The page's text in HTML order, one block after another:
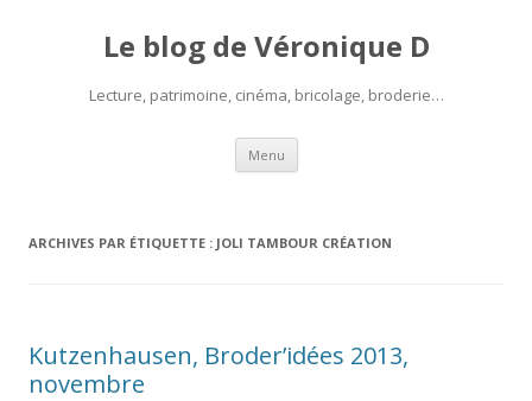
Le blog de Véronique D
Lecture, patrimoine, cinéma, bricolage, broderie…
Menu Aller
contenu
ARCHIVES PAR ÉTIQUETTE : JOLI TAMBOUR CRÉATION
Kutzenhausen, Broder’idées 2013,
novembre